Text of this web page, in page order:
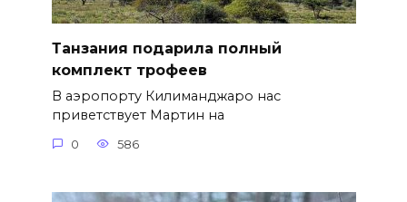
Танзания подарила полный
комплект трофеев
В аэропорту Килиманджаро нас
приветствует Мартин на
0 586